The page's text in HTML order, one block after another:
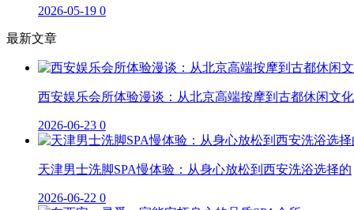
2026-05-19 0
最新文章
西安娱乐会所体验漫谈：从北京高端按摩到古都休闲文化
2026-06-23 0
天津男士洗脚SPA慢体验：从身心放松到西安洗浴选择的
2026-06-22 0